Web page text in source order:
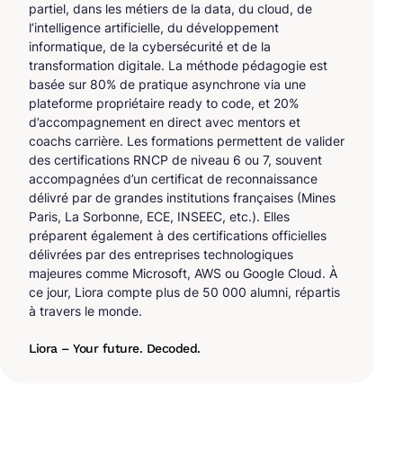
partiel, dans les métiers de la data, du cloud, de
l’intelligence artificielle, du développement
informatique, de la cybersécurité et de la
transformation digitale. La méthode pédagogie est
basée sur 80% de pratique asynchrone via une
plateforme propriétaire ready to code, et 20%
d’accompagnement en direct avec mentors et
coachs carrière. Les formations permettent de valider
des certifications RNCP de niveau 6 ou 7, souvent
accompagnées d’un certificat de reconnaissance
délivré par de grandes institutions françaises (Mines
Paris, La Sorbonne, ECE, INSEEC, etc.). Elles
préparent également à des certifications officielles
délivrées par des entreprises technologiques
majeures comme Microsoft, AWS ou Google Cloud. À
ce jour, Liora compte plus de 50 000 alumni, répartis
à travers le monde.
Liora – Your future. Decoded.